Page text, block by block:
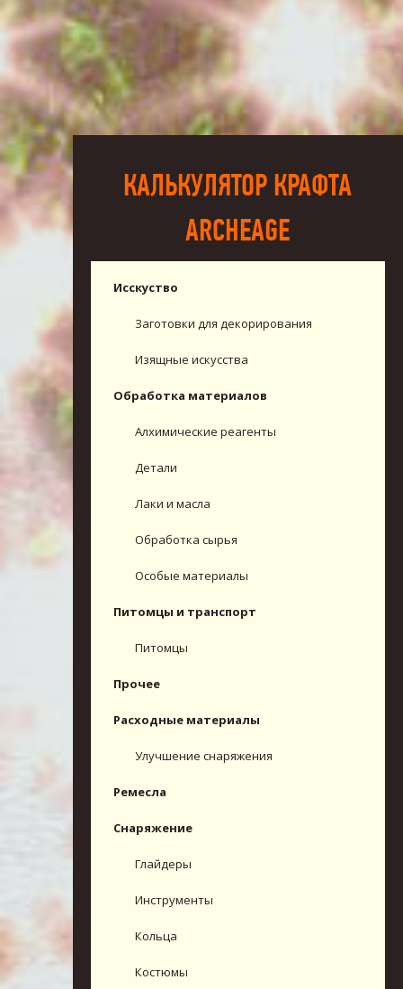
КАЛЬКУЛЯТОР КРАФТА
ARCHEAGE
Исскуство
Заготовки для декорирования
Изящные искусства
Обработка материалов
Алхимические реагенты
Детали
Лаки и масла
Обработка сырья
Особые материалы
Питомцы и транспорт
Питомцы
Прочее
Расходные материалы
Улучшение снаряжения
Ремесла
Снаряжение
Глайдеры
Инструменты
Кольца
Костюмы